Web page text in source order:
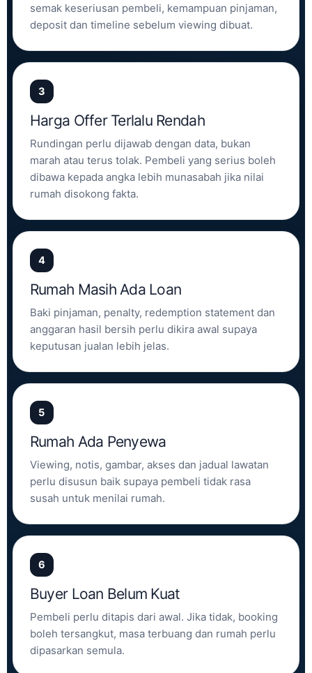
semak keseriusan pembeli, kemampuan pinjaman,
deposit dan timeline sebelum viewing dibuat.
3
Harga Offer Terlalu Rendah
Rundingan perlu dijawab dengan data, bukan
marah atau terus tolak. Pembeli yang serius boleh
dibawa kepada angka lebih munasabah jika nilai
rumah disokong fakta.
4
Rumah Masih Ada Loan
Baki pinjaman, penalty, redemption statement dan
anggaran hasil bersih perlu dikira awal supaya
keputusan jualan lebih jelas.
5
Rumah Ada Penyewa
Viewing, notis, gambar, akses dan jadual lawatan
perlu disusun baik supaya pembeli tidak rasa
susah untuk menilai rumah.
6
Buyer Loan Belum Kuat
Pembeli perlu ditapis dari awal. Jika tidak, booking
boleh tersangkut, masa terbuang dan rumah perlu
dipasarkan semula.